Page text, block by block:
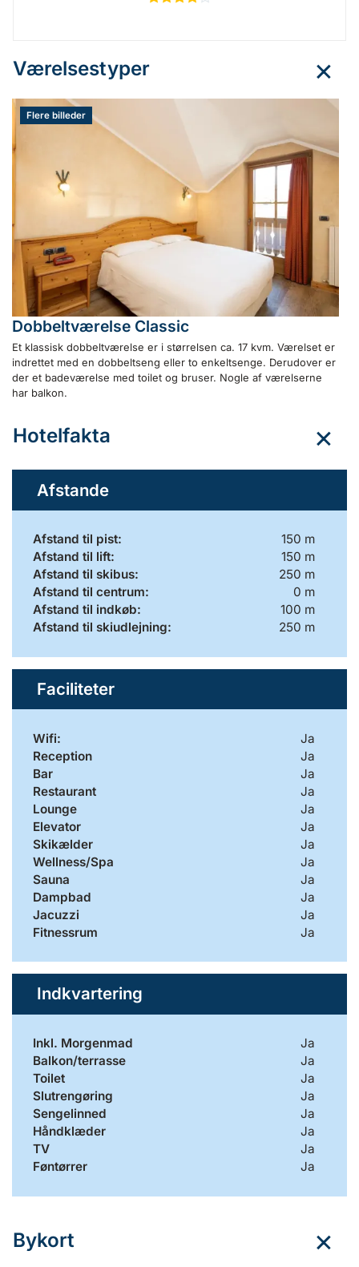
Værelsestyper
Flere billeder
Dobbeltværelse Classic
Et klassisk dobbeltværelse er i størrelsen ca. 17 kvm. Værelset er
indrettet med en dobbeltseng eller to enkeltsenge. Derudover er
der et badeværelse med toilet og bruser. Nogle af værelserne
har balkon.
Hotelfakta
Afstande
Afstand til pist:
150 m
Afstand til lift:
150 m
Afstand til skibus:
250 m
Afstand til centrum:
0 m
Afstand til indkøb:
100 m
Afstand til skiudlejning:
250 m
Faciliteter
Wifi:
Ja
Reception
Ja
Bar
Ja
Restaurant
Ja
Lounge
Ja
Elevator
Ja
Skikælder
Ja
Wellness/Spa
Ja
Sauna
Ja
Dampbad
Ja
Jacuzzi
Ja
Fitnessrum
Ja
Indkvartering
Inkl. Morgenmad
Ja
Balkon/terrasse
Ja
Toilet
Ja
Slutrengøring
Ja
Sengelinned
Ja
Håndklæder
Ja
TV
Ja
Føntørrer
Ja
Bykort